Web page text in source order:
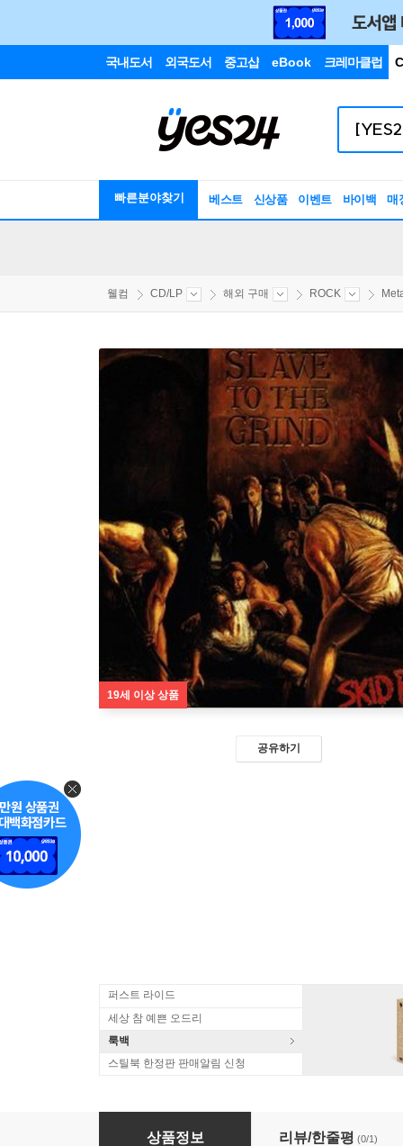
국내도서 외국도서 중고샵 eBook 크레마클럽
빠른분야찾기 베스트 신상품 이벤트 바이백 매
웰컴 CD/LP 해외 구매 ROCK
19세 이상 상품
공유하기
퍼스트 라이드
세상 참 예쁜 오드리
룩백
스틸북 한정판 판매알림 신청
Skid Row - Slave to the Grind (CD)
상품정보 리뷰/한줄평 (0/1)